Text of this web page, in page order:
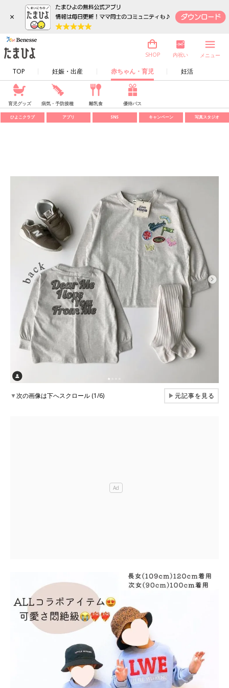
×
TOP 妊娠・出産 赤ちゃん・育児 妊活
SHOP 内祝い メニュー
育児グッズ 病気・予防接種 離乳食 優待パス
ひよこクラブ アプリ SNS キャンペーン 写真スタジオ
▼次の画像は下へスクロール (1/6) ▶元記事を見る